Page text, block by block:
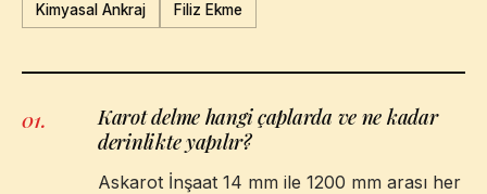
Kimyasal Ankraj Filiz Ekme
01.
Karot delme hangi çaplarda ve ne kadar
derinlikte yapılır?
Askarot İnşaat 14 mm ile 1200 mm arası her